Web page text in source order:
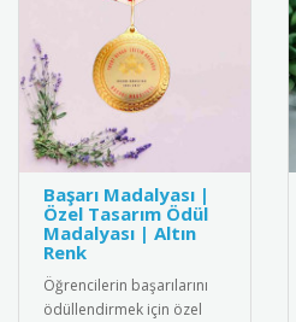
Başarı Madalyası |
Özel Tasarım Ödül
Madalyası | Altın
Renk
Öğrencilerin başarılarını
ödüllendirmek için özel